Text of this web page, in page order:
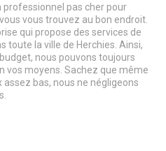
professionnel pas cher pour
vous trouvez au bon endroit.
qui propose des services de
toute la ville de Herchies. Ainsi,
nous pouvons toujours
vos moyens. Sachez que même
bas, nous ne négligeons